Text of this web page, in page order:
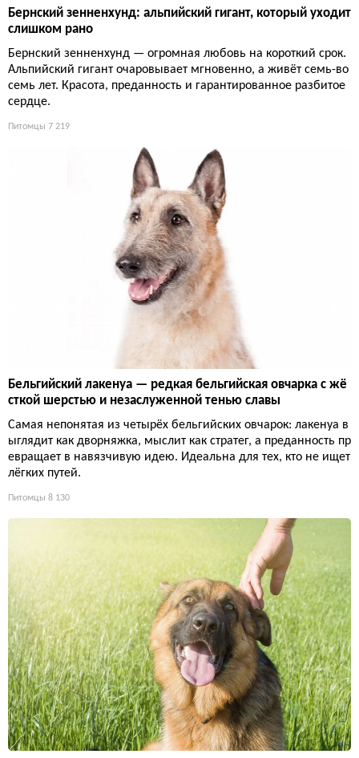
Бернский зенненхунд: альпийский гигант, который уходит
слишком рано
Бернский зенненхунд — огромная любовь на короткий срок.
Альпийский гигант очаровывает мгновенно, а живёт семь-во
семь лет. Красота, преданность и гарантированное разбитое
сердце.
Питомцы 7 219
Бельгийский лакенуа — редкая бельгийская овчарка с жё
сткой шерстью и незаслуженной тенью славы
Самая непонятая из четырёх бельгийских овчарок: лакенуа в
ыглядит как дворняжка, мыслит как стратег, а преданность пр
евращает в навязчивую идею. Идеальна для тех, кто не ищет
лёгких путей.
Питомцы 8 130